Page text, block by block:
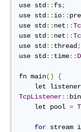
use std :: fs;
use std :: io::
use std :: net ::
use std :: net ::
use std :: thread ;
use std :: time::
fn main()
{
    let listener
TcpListener::
    let pool
=
for stream